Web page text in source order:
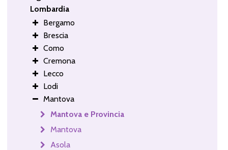
Lombardia
Bergamo
Brescia
Como
Cremona
Lecco
Lodi
Mantova
Mantova e Provincia
Mantova
Asola